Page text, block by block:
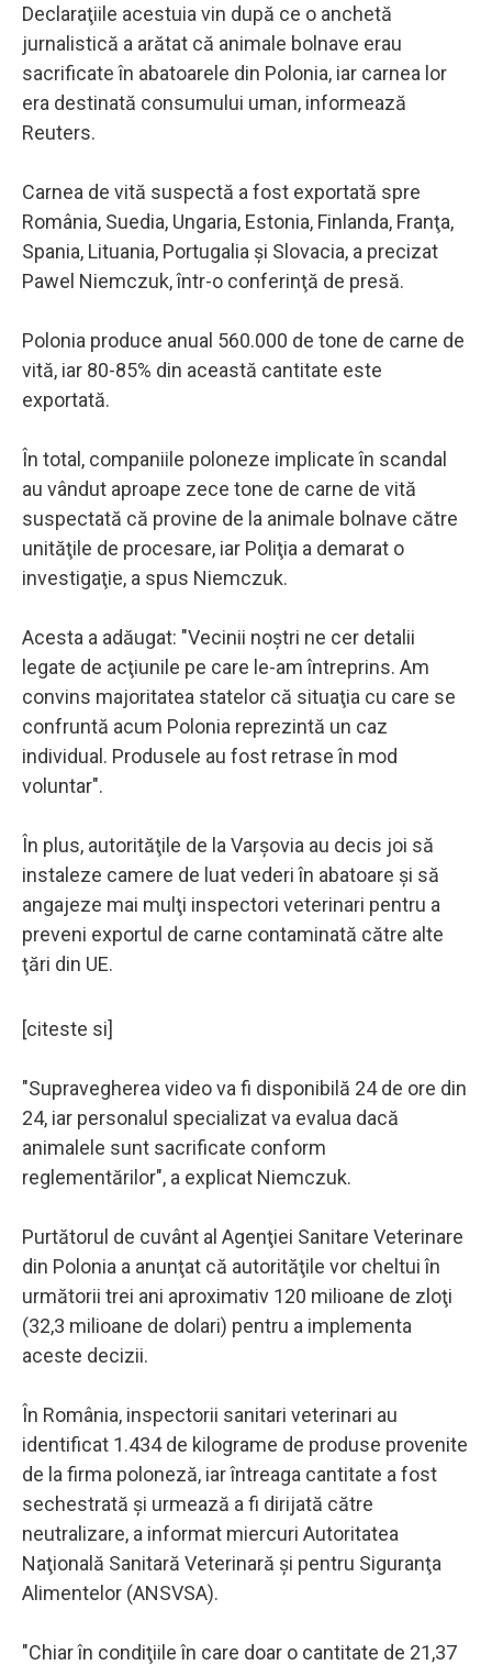
Declaraţiile acestuia vin după ce o anchetă
jurnalistică a arătat că animale bolnave erau
sacrificate în abatoarele din Polonia, iar carnea lor
era destinată consumului uman, informează
Reuters.
Carnea de vită suspectă a fost exportată spre
România, Suedia, Ungaria, Estonia, Finlanda, Franţa,
Spania, Lituania, Portugalia şi Slovacia, a precizat
Pawel Niemczuk, într-o conferinţă de presă.
Polonia produce anual 560.000 de tone de carne de
vită, iar 80-85% din această cantitate este
exportată.
În total, companiile poloneze implicate în scandal
au vândut aproape zece tone de carne de vită
suspectată că provine de la animale bolnave către
unităţile de procesare, iar Poliţia a demarat o
investigaţie, a spus Niemczuk.
Acesta a adăugat: "Vecinii noştri ne cer detalii
legate de acţiunile pe care le-am întreprins. Am
convins majoritatea statelor că situaţia cu care se
confruntă acum Polonia reprezintă un caz
individual. Produsele au fost retrase în mod
voluntar".
În plus, autorităţile de la Varşovia au decis joi să
instaleze camere de luat vederi în abatoare şi să
angajeze mai mulţi inspectori veterinari pentru a
preveni exportul de carne contaminată către alte
ţări din UE.
[citeste si]
"Supravegherea video va fi disponibilă 24 de ore din
24, iar personalul specializat va evalua dacă
animalele sunt sacrificate conform
reglementărilor", a explicat Niemczuk.
Purtătorul de cuvânt al Agenţiei Sanitare Veterinare
din Polonia a anunţat că autorităţile vor cheltui în
următorii trei ani aproximativ 120 milioane de zloţi
(32,3 milioane de dolari) pentru a implementa
aceste decizii.
În România, inspectorii sanitari veterinari au
identificat 1.434 de kilograme de produse provenite
de la firma poloneză, iar întreaga cantitate a fost
sechestrată şi urmează a fi dirijată către
neutralizare, a informat miercuri Autoritatea
Naţională Sanitară Veterinară şi pentru Siguranţa
Alimentelor (ANSVSA).
"Chiar în condiţiile în care doar o cantitate de 21,37